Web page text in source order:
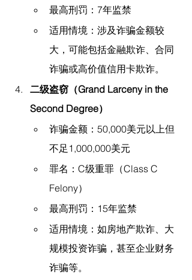
最高刑罚：7年监禁
适用情境：涉及诈骗金额较
大，可能包括金融欺诈、合同
诈骗或高价值信用卡欺诈。
二级盗窃（Grand Larceny in the
Second Degree）
诈骗金额：50,000美元以上但
不足1,000,000美元
罪名：C级重罪（Class C
Felony）
最高刑罚：15年监禁
适用情境：如房地产欺诈、大
规模投资诈骗，甚至企业财务
诈骗等。